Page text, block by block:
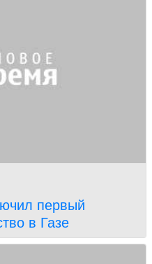
первый
в Газе